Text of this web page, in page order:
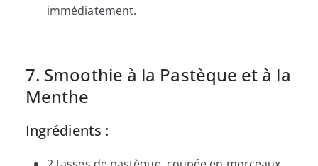
immédiatement.
7. Smoothie à la Pastèque et à la
Menthe
Ingrédients :